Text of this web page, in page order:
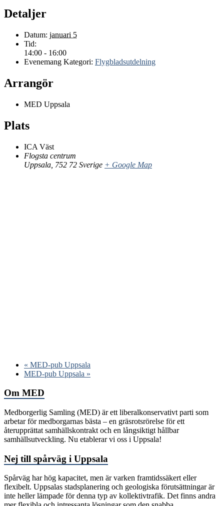
Detaljer
Datum: januari 5
Tid:
14:00 - 16:00
Evenemang Kategori: Flygbladsutdelning
Arrangör
MED Uppsala
Plats
ICA Väst
Flogsta centrum
Uppsala 752 72 Sverige + Google Map
« MED-pub Uppsala
MED-pub Uppsala »
Om MED
Medborgerlig Samling (MED) är ett liberalkonservativt parti som
arbetar för medborgarnas bästa – en gräsrotsrörelse för ett
återupprättat samhällskontrakt och en långsiktigt hållbar
samhällsutveckling. Nu etablerar vi oss i Uppsala!
Nej till spårväg i Uppsala
Spårväg har hög kapacitet, men är varken framtidssäkert eller
flexibelt. Uppsalas stadsplanering och geologiska förutsättningar är
inte heller lämpade för denna typ av kollektivtrafik. Det finns andra